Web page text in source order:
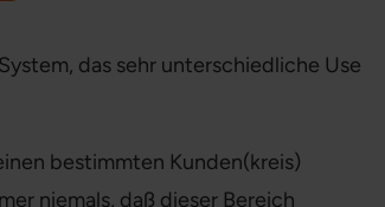
das sehr unterschiedliche Use
bestimmten Kunden(kreis)
niemals, daß dieser Bereich